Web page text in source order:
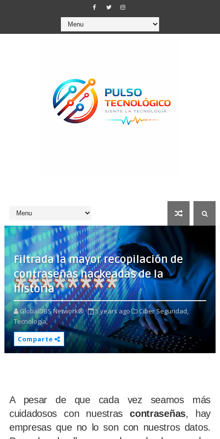
Filtrada la mayor recopilación de
contraseñas hackeadas de la
historia
GlobalDBS Network® 5 years ago
Ciber Seguridad,
Tecnología,
Comparte
A pesar de que cada vez seamos más
cuidadosos con nuestras
contraseñas, hay
empresas que no lo son con nuestros datos.